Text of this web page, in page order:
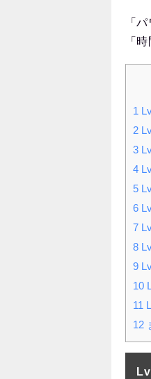
「
「
1
2
3
4
5
6
7
8
9
10
11
12